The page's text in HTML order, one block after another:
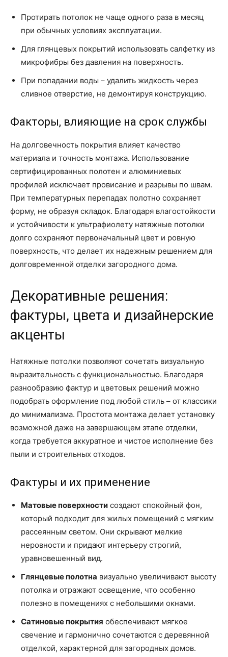
Протирать потолок не чаще одного раза в месяц
при обычных условиях эксплуатации.
Для глянцевых покрытий использовать салфетку из
микрофибры без давления на поверхность.
При попадании воды – удалить жидкость через
сливное отверстие, не демонтируя конструкцию.
Факторы, влияющие на срок службы
На долговечность покрытия влияет качество
материала и точность монтажа. Использование
сертифицированных полотен и алюминиевых
профилей исключает провисание и разрывы по швам.
При температурных перепадах полотно сохраняет
форму, не образуя складок. Благодаря влагостойкости
и устойчивости к ультрафиолету натяжные потолки
долго сохраняют первоначальный цвет и ровную
поверхность, что делает их надежным решением для
долговременной отделки загородного дома.
Декоративные решения:
фактуры, цвета и дизайнерские
акценты
Натяжные потолки позволяют сочетать визуальную
выразительность с функциональностью. Благодаря
разнообразию фактур и цветовых решений можно
подобрать оформление под любой стиль – от классики
до минимализма. Простота монтажа делает установку
возможной даже на завершающем этапе отделки,
когда требуется аккуратное и чистое исполнение без
пыли и строительных отходов.
Фактуры и их применение
Матовые поверхности создают спокойный фон,
который подходит для жилых помещений с мягким
рассеянным светом. Они скрывают мелкие
неровности и придают интерьеру строгий,
уравновешенный вид.
Глянцевые полотна визуально увеличивают высоту
потолка и отражают освещение, что особенно
полезно в помещениях с небольшими окнами.
Сатиновые покрытия обеспечивают мягкое
свечение и гармонично сочетаются с деревянной
отделкой, характерной для загородных домов.